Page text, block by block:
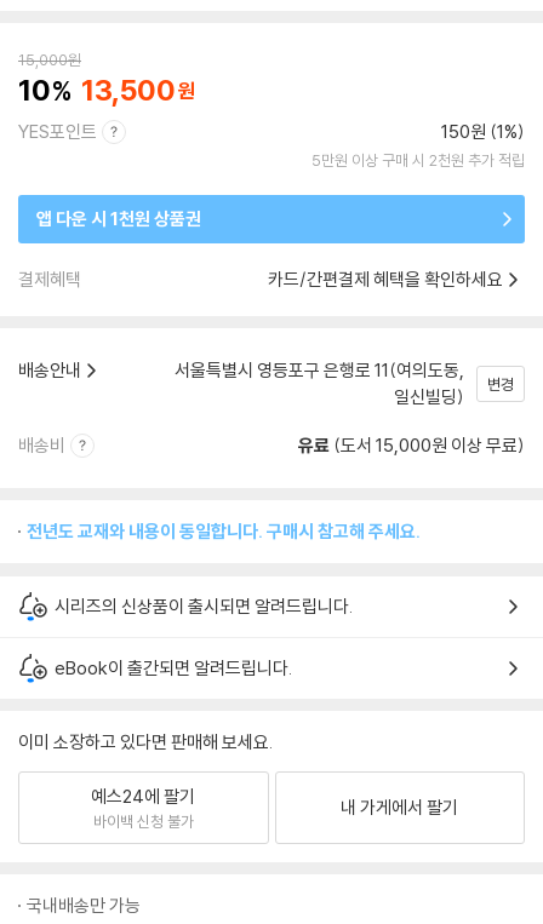
15,000원
10 13,500
YES포인트 150원 (1%)
5만원 이상 구매 시 2천원 추가 적립
앱 다운 시 1천원 상품권
결제혜택 카드/간편결제 혜택을 확인하세요
배송안내
서울특별시 영등포구 은행로 11(여의도동,
일신빌딩)
변경
배송비 유료 (도서 15,000원 이상 무료)
전년도 교재와 내용이 동일합니다. 구매시 참고해 주세요.
시리즈의 신상품이 출시되면 알려드립니다.
eBook이 출간되면 알려드립니다.
이미 소장하고 있다면 판매해 보세요.
예스24에 팔기
바이백 신청 불가
내 가게에서 팔기
국내배송만 가능